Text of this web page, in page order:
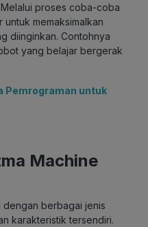
proses coba-coba
memaksimalkan
diinginkan. Contohnya
yang belajar bergerak
Pemrograman untuk
Machine
dengan berbagai jenis
karakteristik tersendiri.